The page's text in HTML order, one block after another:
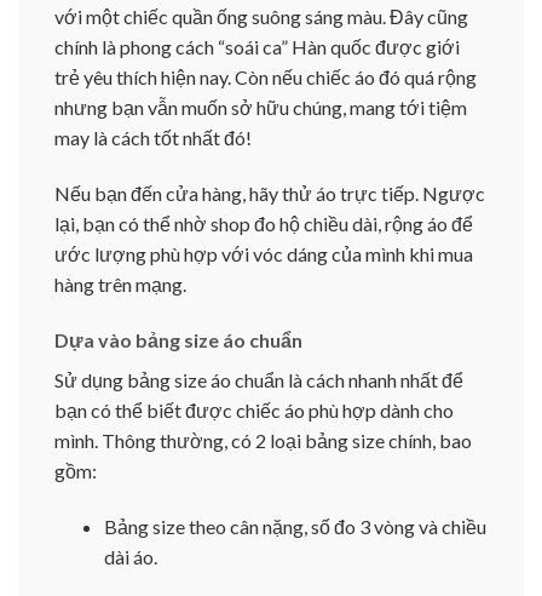
với một chiếc quần ống suông sáng màu. Đây cũng
chính là phong cách “soái ca” Hàn quốc được giới
trẻ yêu thích hiện nay. Còn nếu chiếc áo đó quá rộng
nhưng bạn vẫn muốn sở hữu chúng, mang tới tiệm
may là cách tốt nhất đó!
Nếu bạn đến cửa hàng, hãy thử áo trực tiếp. Ngược
lại, bạn có thể nhờ shop đo hộ chiều dài, rộng áo để
ước lượng phù hợp với vóc dáng của mình khi mua
hàng trên mạng.
Dựa vào bảng size áo chuẩn
Sử dụng bảng size áo chuẩn là cách nhanh nhất để
bạn có thể biết được chiếc áo phù hợp dành cho
mình. Thông thường, có 2 loại bảng size chính, bao
gồm:
Bảng size theo cân nặng, số đo 3 vòng và chiều
dài áo.